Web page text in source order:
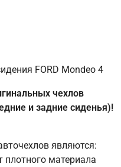
FORD Mondeo 4
чехлов
и задние сиденья)!
являются:
плотного материала